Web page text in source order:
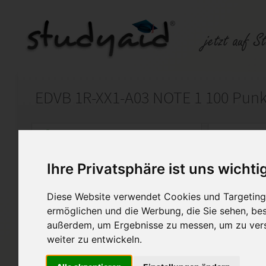
Ihre Privatsphäre ist uns
Diese Website verwendet Cookies und
ermöglichen und die Werbung, die Sie sehen,
außerdem, um Ergebnisse zu messen, um zu
weiter zu entwickeln.
EDVB 1R-XX1-A03 NOTE 1 100
Auf StudyAid.de verkaufen
Startseite Rechnungswesen
Grundlagen der
Die von mir erarbeitete
1 bewertet und erhielt 100